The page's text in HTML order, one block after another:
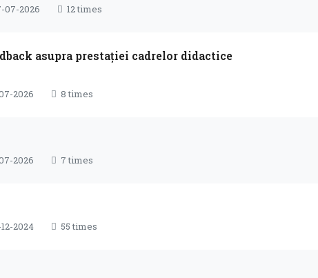
07-2026 12 times
asupra prestației cadrelor didactice
2026 8 times
2026 7 times
2024 55 times